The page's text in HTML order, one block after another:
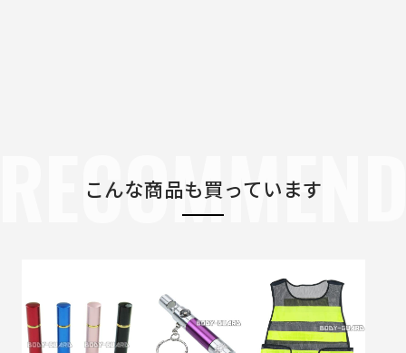
こんな商品も買っています